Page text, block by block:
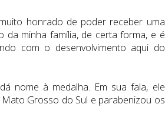
honrado de poder receber uma
minha família, de certa forma, e é
com o desenvolvimento aqui do
nome à medalha. Em sua fala, ele
Grosso do Sul e parabenizou os